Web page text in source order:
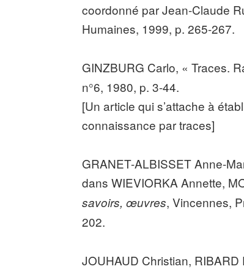
coordonné par Jean-Claude
Humaines, 1999, p. 265-267.
GINZBURG Carlo, « Traces.
n°6, 1980, p. 3-44.
[Un article qui s’attache à
connaissance par traces]
GRANET-ALBISSET Anne-
dans WIEVIORKA Annette,
savoirs, œuvres, Vincennes,
202.
JOUHAUD Christian,